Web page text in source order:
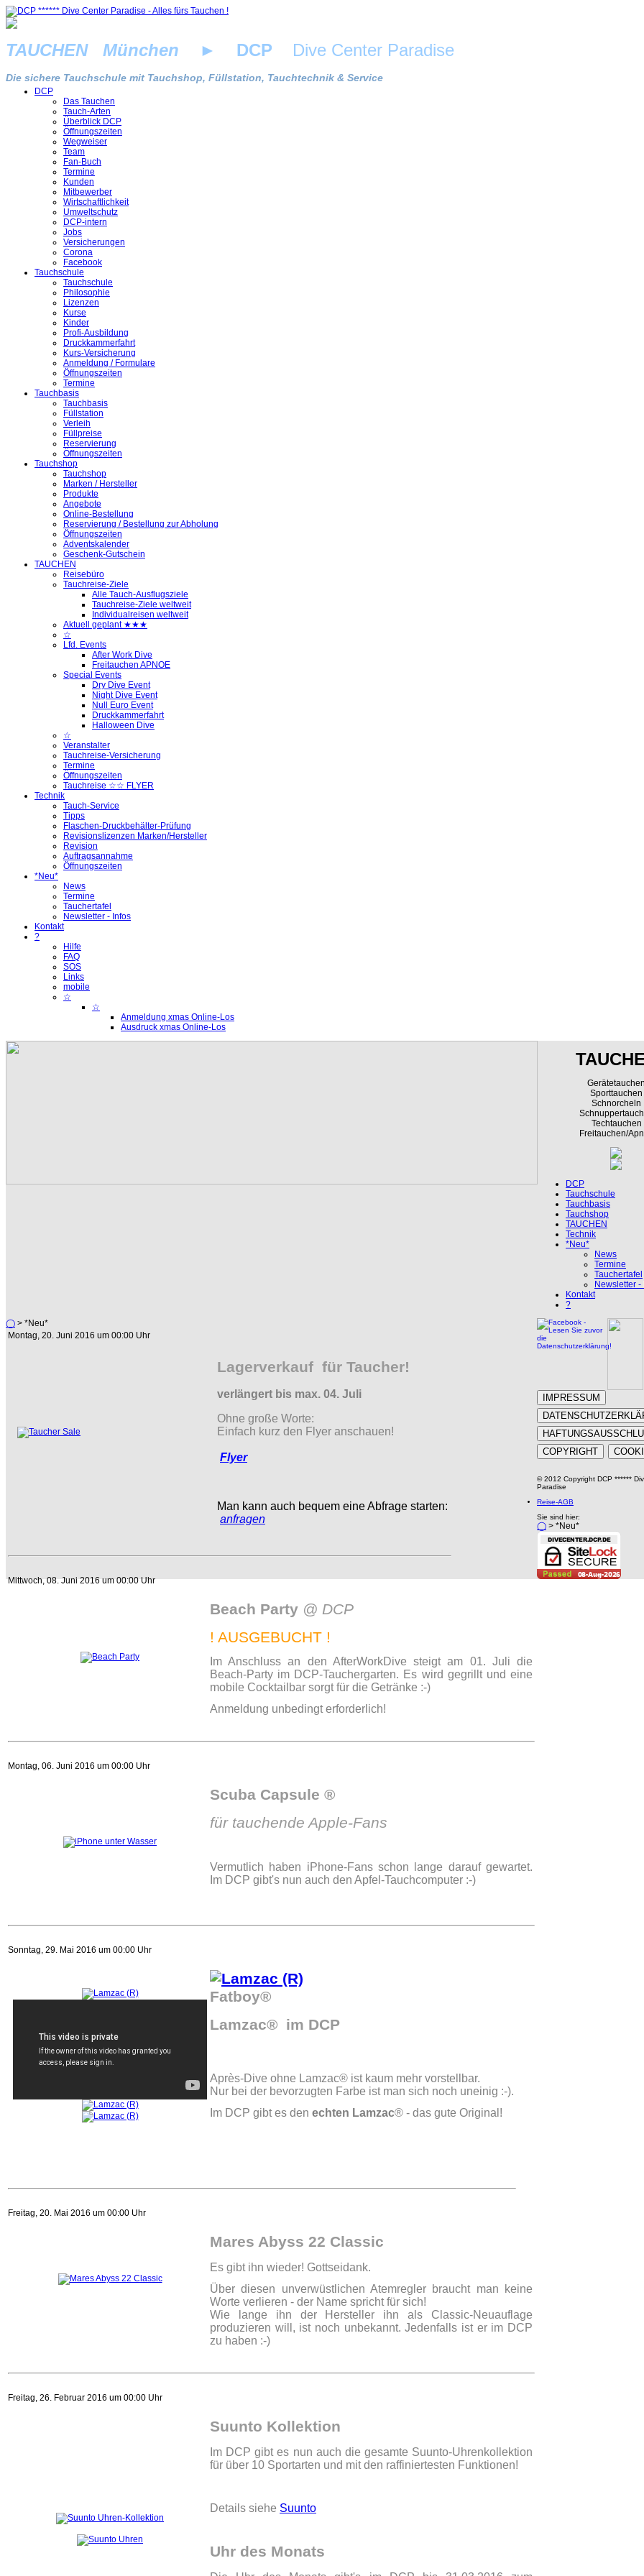
TAUCHEN München ► DCP Dive Center Paradise
Die sichere Tauchschule mit Tauchshop, Füllstation, Tauchtechnik & Service
DCP
Das Tauchen
Tauch-Arten
Überblick DCP
Öffnungszeiten
Wegweiser
Team
Fan-Buch
Termine
Kunden
Mitbewerber
Wirtschaftlichkeit
Umweltschutz
DCP-intern
Jobs
Versicherungen
Corona
Facebook
Tauchschule
Tauchschule
Philosophie
Lizenzen
Kurse
Kinder
Profi-Ausbildung
Druckkammerfahrt
Kurs-Versicherung
Anmeldung / Formulare
Öffnungszeiten
Termine
Tauchbasis
Tauchbasis
Füllstation
Verleih
Füllpreise
Reservierung
Öffnungszeiten
Tauchshop
Tauchshop
Marken / Hersteller
Produkte
Angebote
Online-Bestellung
Reservierung / Bestellung zur Abholung
Öffnungszeiten
Adventskalender
Geschenk-Gutschein
TAUCHEN
Reisebüro
Tauchreise-Ziele
Alle Tauch-Ausflugsziele
Tauchreise-Ziele weltweit
Individualreisen weltweit
Aktuell geplant ★★★
☆
Lfd. Events
After Work Dive
Freitauchen APNOE
Special Events
Dry Dive Event
Night Dive Event
Null Euro Event
Druckkammerfahrt
Halloween Dive
☆
Veranstalter
Tauchreise-Versicherung
Termine
Öffnungszeiten
Tauchreise ☆☆ FLYER
Technik
Tauch-Service
Tipps
Flaschen-Druckbehälter-Prüfung
Revisionslizenzen Marken/Hersteller
Revision
Auftragsannahme
Öffnungszeiten
*Neu*
News
Termine
Tauchertafel
Newsletter - Infos
Kontakt
?
Hilfe
FAQ
SOS
Links
mobile
☆
☆
Anmeldung xmas Online-Los
Ausdruck xmas Online-Los
Gerätetauchen
Sporttauchen
Schnorcheln
Techtauchen
Freitauchen/
DCP
Tauchschule
Tauchbasis
Tauchshop
TAUCHEN
Technik
*Neu*
News
Termine
Tauchertafel
Newsletter -
Kontakt
?
◯ > *Neu*
Montag, 20. Juni 2016 um 00:00 Uhr
Lagerverkauf für Taucher!
verlängert bis max. 04. Juli
Ohne große Worte:
Einfach kurz den Flyer anschauen!
Flyer
Man kann auch bequem eine Abfrage starten:
anfragen
Mittwoch, 08. Juni 2016 um 00:00 Uhr
Beach Party @ DCP
! AUSGEBUCHT !
Im Anschluss an den AfterWorkDive steigt am 01. Juli die
Beach-Party im DCP-Tauchergarten. Es wird gegrillt und eine
mobile Cocktailbar sorgt für die Getränke :-)
Anmeldung unbedingt erforderlich!
Montag, 06. Juni 2016 um 00:00 Uhr
Scuba Capsule ®
für tauchende Apple-Fans
Vermutlich haben iPhone-Fans schon lange darauf gewartet.
Im DCP gibt's nun auch den Apfel-Tauchcomputer :-)
Sonntag, 29. Mai 2016 um 00:00 Uhr
Fatboy®
Lamzac® im DCP
Après-Dive ohne Lamzac® ist kaum mehr vorstellbar.
Nur bei der bevorzugten Farbe ist man sich noch uneinig :-).
Im DCP gibt es den echten Lamzac® - das gute Original!
Freitag, 20. Mai 2016 um 00:00 Uhr
Mares Abyss 22 Classic
Es gibt ihn wieder! Gottseidank.
Über diesen unverwüstlichen Atemregler braucht man keine
Worte verlieren - der Name spricht für sich!
Wie lange ihn der Hersteller ihn als Classic-Neuauflage
produzieren will, ist noch unbekannt. Jedenfalls ist er im DCP
zu haben :-)
Freitag, 26. Februar 2016 um 00:00 Uhr
Suunto Kollektion
Im DCP gibt es nun auch die gesamte Suunto-Uhrenkollektion
für über 10 Sportarten und mit den raffiniertesten Funktionen!
Details siehe Suunto
Uhr des Monats
IMPRESSUM
COPYRIGHT
© 2012 Copyright DCP ******
Paradise
Reise-AGB
Sie sind hier:
◯ > *Neu*